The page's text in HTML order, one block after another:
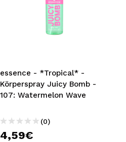
essence - *Glimmer in a
Bubble* - Gesichtsschmuck
(0)
3,59€